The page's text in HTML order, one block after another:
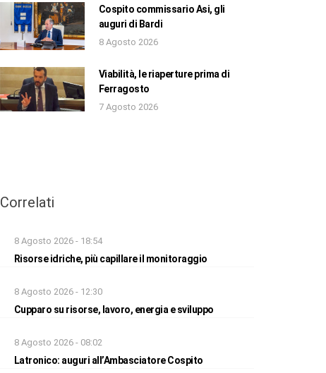
Cospito commissario Asi, gli
auguri di Bardi
8 Agosto 2026
Viabilità, le riaperture prima di
Ferragosto
7 Agosto 2026
Correlati
8 Agosto 2026 - 18:54
Risorse idriche, più capillare il monitoraggio
8 Agosto 2026 - 12:30
Cupparo su risorse, lavoro, energia e sviluppo
8 Agosto 2026 - 08:02
Latronico: auguri all’Ambasciatore Cospito